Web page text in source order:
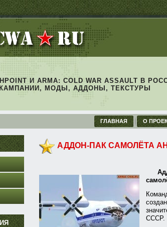
И ARMA: COLD WAR ASSAULT В
МОДЫ, АДДОНЫ, ТЕКСТУРЫ
ГЛАВНАЯ О
АДДОН-ПАК САМОЛЁТА АН-
СССР.